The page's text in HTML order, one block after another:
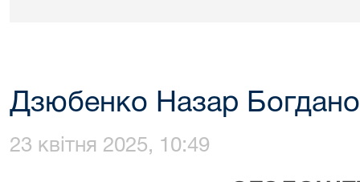
Дзюбенко Назар
23 квітня 2025, 10:49